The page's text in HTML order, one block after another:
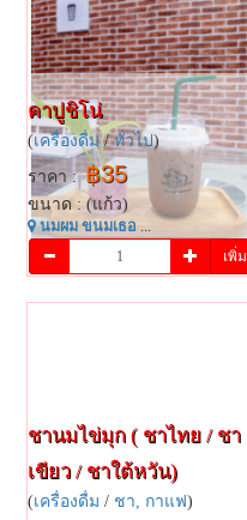
คาปูชิโน่
(เครื่องดื่ม/ทั่วไป)
ราคา :฿35
ขนาด : (แก้ว)
นมผม ขนมเธอ ...
เพิ่ม
ชานมไข่มุก ( ชาไทย / ชา
เขียว / ชาใต้หวัน)
(เครื่องดื่ม / ชา, กาแฟ)